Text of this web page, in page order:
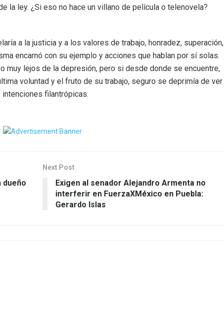
la ley. ¿Si eso no hace un villano de película o telenovela?
a la justicia y a los valores de trabajo, honradez, superación,
encarnó con su ejemplo y acciones que hablan por sí solas.
muy lejos de la depresión, pero si desde donde se encuentre,
voluntad y el fruto de su trabajo, seguro se deprimía de ver
filantrópicas.
dueño
Next Post
Exigen al senador Alejandro Armenta no
interferir en FuerzaXMéxico en Puebla:
Gerardo Islas